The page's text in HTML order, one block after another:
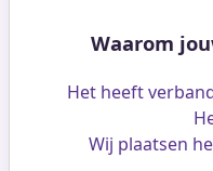
Waarom
Het heeft
Wij plaatsen